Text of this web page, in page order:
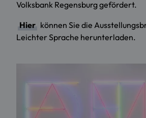
Volksbank Regensburg gefördert.
Hier können Sie die
Leichter Sprache herunterladen.